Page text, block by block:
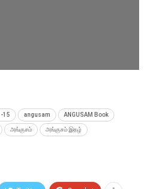
15 angusam ANGUSAM Book
அங்குசம் அங்குசம் இதழ்